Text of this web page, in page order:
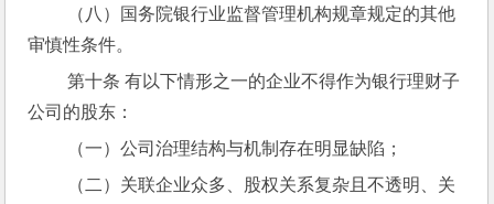
审慎性条件。
第十条 有以下情形之一的企业不得作为银行理财子
公司的股东：
（一）公司治理结构与机制存在明显缺陷；